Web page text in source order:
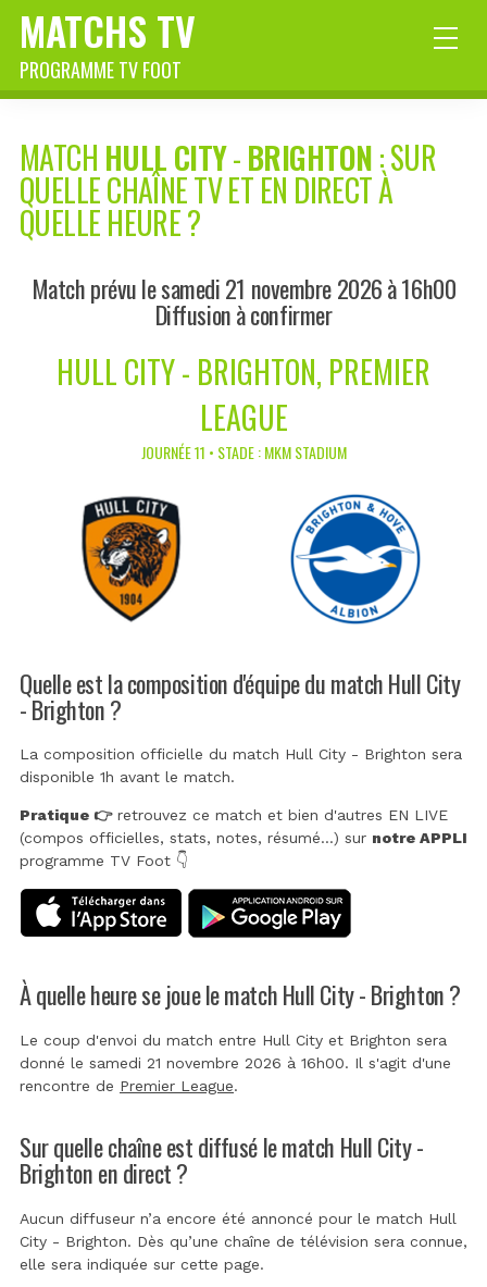
MATCHS TV
PROGRAMME TV FOOT
MATCH HULL CITY-BRIGHTON: SUR
QUELLE CHAÎNE TV ET EN DIRECT À
QUELLE HEURE ?
Match prévu le samedi 21 novembre 2026 à 16h00
Diffusion à confirmer
HULL CITY - BRIGHTON, PREMIER
LEAGUE
JOURNÉE 11 • STADE : MKM STADIUM
Quelle est la composition d'équipe du match Hull City
- Brighton ?
La composition officielle du match Hull City - Brighton sera
disponible 1h avant le match.
Pratique 👉retrouvez ce match et bien d'autres EN LIVE
(compos officielles, stats, notes, résumé...) sur notre APPLI
programme TV Foot 👇
À quelle heure se joue le match Hull City - Brighton ?
Le coup d'envoi du match entre Hull City et Brighton sera
donné le samedi 21 novembre 2026 à 16h00. Il s'agit d'une
rencontre de Premier League.
Sur quelle chaîne est diffusé le match Hull City -
Brighton en direct ?
Aucun diffuseur n’a encore été annoncé pour le match Hull
City - Brighton. Dès qu’une chaîne de télévision sera connue,
elle sera indiquée sur cette page.